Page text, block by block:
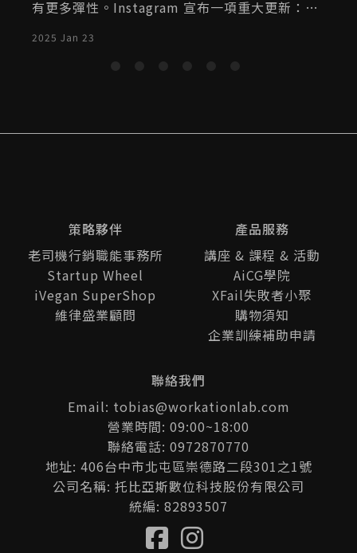
有更多彈性。Instagram 宣布一項重大更新：Re
為了回應創作者們的需求，讓他們有更多空間來
2025 Jan 23
策略夥伴
老司機行銷職能事務所
Startup Wheel
iVegan SuperShop
維律盛業顧問
產品服務
講座 & 課程 & 活動
AiCG學院
XFail失敗者小聚
購物須知
企業訓練補助申請
聯絡我們
Email: tobias@workationlab.com
營業時間: 09:00~18:00
聯絡電話: 0972870770
地址: 406台中市北屯區崇德路二段301之1號
公司名稱: 托比亞斯數位科技股份有限公司
統編: 82893507